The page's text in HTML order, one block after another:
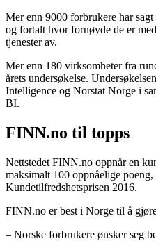
Mer enn 9000 forbrukere har
og fortalt hvor fornøyde de er
tjenester av.
Mer enn 180 virksomheter fra
årets undersøkelse.
Intelligence og Norstat Norge i
BI.
FINN.no til topps
Nettstedet FINN.no oppnår en
maksimalt 100 oppnåelige
Kundetilfredshetsprisen 2016.
FINN.no er best i Norge til å
– Norske forbrukere ønsker seg